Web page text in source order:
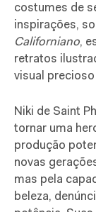
costumes de
inspirações,
Californiano,
retratos
visual
Niki de Saint
tornar uma
produção
novas
mas pela
beleza,